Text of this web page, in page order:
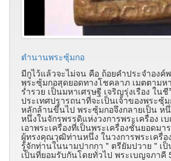
ตำนานพระซุ้มกอ
มีกูไว้แล้วจะไม่จน คือ ถ้อยคำประจำองค์
พระซุ้มกอสุดยอดทางโชคลาภ เมตตามห
ร่ำรวย เป็นมหาเศรษฐี เจริญรุ่งเรือง ใน
ประเทศปรารถนาที่จะเป็นเจ้าของพระซุ้
หลักล้านขึ้นไป พระซุ้มกอจึงกลายเป็น ห
หนึ่งในจักรพรรดิแห่งวงการพระเครื่อง เ
เอาพระเครื่องที่เป็นพระเครื่องชั้นยอดม
ผู้ทรงคุณวุฒิท่านหนึ่ง ในวงการพระเครื่อ
รู้จักท่านในนามปากกา " ตรียัมปวาย "
เป็นที่ยอมรับกันโดยทั่วไป พระเบญจภาคี